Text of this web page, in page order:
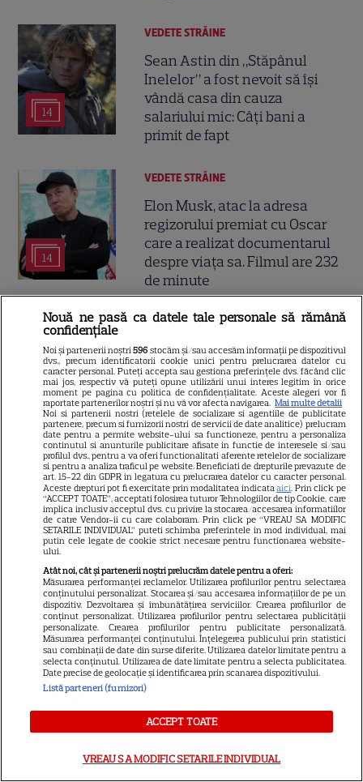
14
VEDETE STRĂINE
Sean Astin din „Stăpânul
Inelelor” a fost nevoit să își
vândă casa din cauza
salariului mic: Câți bani a
primit de fapt
14
VEDETE STRĂINE
Elon Musk, atac la adresa
regizorului premiat cu Oscar
care a realizat documentarul
despre viața sa. Filmul are 232
de minute
3
VEDETE STRĂINE
Marvel are un nou Black
Panther. David Jonsson preia
moștenirea lui Chadwick
Boseman
7
VEDETE STRĂINE
Ryan Gosling este noul Ghost
Rider din Universul Marvel.
Anunțul făcut la Comic-Con i-
a entuziasmat pe fani
DISNEY PLUS
„Diavolul se îmbracă de la
Prada 2” s-a lansat pe Disney+.
Meryl Streep și Anne
Hathaway revin la revista
Runway
VEDETE STRĂINE
Meryl Streep, gest
Nouă ne pasă ca datele tale personale să rămână
confidențiale
Noi și partenerii noștri596 stocăm și/sau accesăm informații pe dispozitivul
dvs., precum identificatorii cookie unici pentru prelucrarea datelor cu
caracter personal. Puteți accepta sau gestiona preferințele dvs. făcând clic
mai jos, respectiv vă puteți opune utilizării unui interes legitim în orice
moment pe pagina cu politica de confidențialitate. Aceste alegeri vor fi
raportate partenerilor noștri și nu vă vor afecta navigarea. Mai multe detalii
Noi si partenerii nostri (retelele de socializare si agentiile de publicitate
partenere, precum si furnizorii nostri de servicii de date analitice) prelucram
date pentru a permite website-ului sa functioneze, pentru a personaliza
continutul si anunturile publicitare afisate in functie de interesele si/sau
profilul dvs., pentru a va oferi functionalitati aferente retelelor de socializare
si pentru a analiza traficul pe website. Beneficiati de drepturile prevazute de
art. 15-22 din GDPR in legatura cu prelucrarea datelor cu caracter personal.
Aceste drepturi pot fi exercitate prin modalitatea indicataaici. Prin click pe
“ACCEPT TOATE”, acceptati folosirea tuturor Tehnologiilor de tip Cookie, care
implica inclusiv acceptul dvs. cu privire la stocarea/accesarea informatiilor
de catre Vendor-ii cu care colaboram. Prin click pe “VREAU SA MODIFIC
SETARILE INDIVIDUAL” puteti schimba preferintele in mod individual, mai
putin cele legate de cookie strict necesare pentru functionarea website-
ului.
Atât noi, cât și partenerii noștri prelucrăm datele pentru a oferi:
Măsurarea performanței reclamelor. Utilizarea profilurilor pentru selectarea
conținutului personalizat. Stocarea și/sau accesarea informațiilor de pe un
dispozitiv. Dezvoltarea și îmbunătățirea serviciilor. Crearea profilurilor de
conținut personalizat. Utilizarea profilurilor pentru selectarea publicității
personalizate. Crearea profilurilor pentru publicitate personalizată.
Măsurarea performanței conținutului. Înțelegerea publicului prin statistici
sau combinații de date din surse diferite. Utilizarea datelor limitate pentru a
selecta conținutul. Utilizarea de date limitate pentru a selecta publicitatea.
Date precise de geolocație și identificarea prin scanarea dispozitivului.
Listă parteneri (furnizori)
ACCEPT TOATE
VREAU SA MODIFIC SETARILE INDIVIDUAL